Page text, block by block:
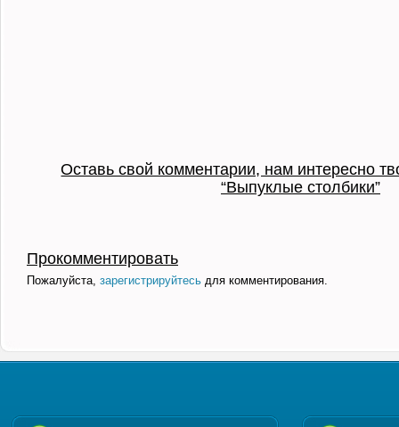
Оставь свой комментарии, нам интересно
“Выпуклые столбики”
Прокомментировать
Пожалуйста, зарегистрируйтесь для комментирования.